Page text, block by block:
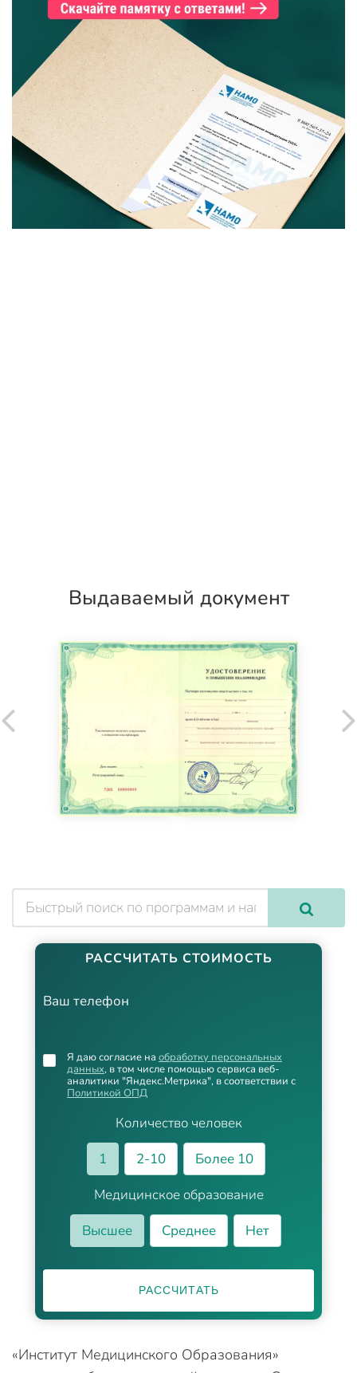
Выдаваемый документ
РАССЧИТАТЬ СТОИМОСТЬ
Ваш телефон
Количество человек
1
2-10
Более 10
Медицинское образование
Высшее
Среднее Нет
Я даю согласие на обработку персональных
данных, в том числе помощью сервиса веб-
аналитики "Яндекс.Метрика", в соответствии с
Политикой ОПД
РАССЧИТАТЬ
«Институт Медицинского Образования»